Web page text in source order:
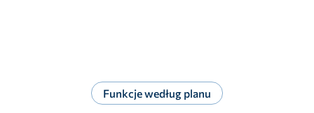
Funkcje według planu